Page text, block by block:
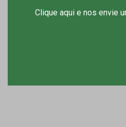
Clique aqui e nos envie